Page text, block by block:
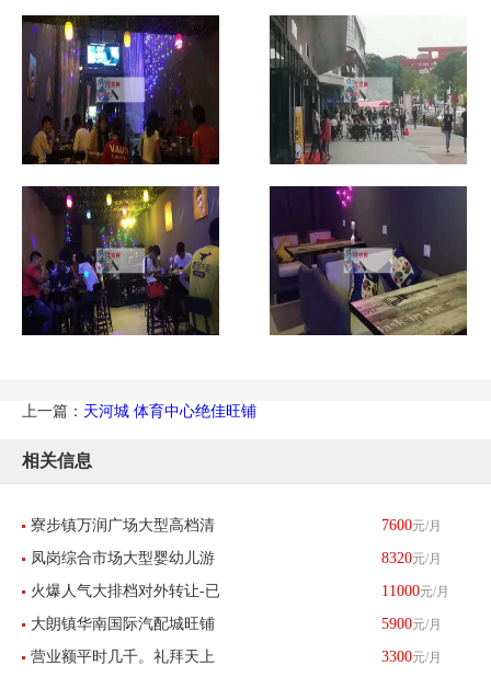
上一篇： 天河城 体育中心绝佳旺铺
相关信息
寮步镇万润广场大型高档清
吧转让-东莞找店网
7600元/月
凤岗综合市场大型婴幼儿游
泳馆转让-东莞找店网
8320元/月
火爆人气大排档对外转让-已
转让
11000元/月
大朗镇华南国际汽配城旺铺
六年老店转让-已转让
5900元/月
营业额平时几千。礼拜天上 3300元/月